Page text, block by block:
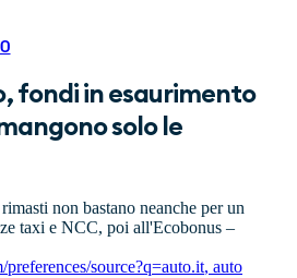
fondi in esaurimento
solo le
non bastano neanche per un
taxi e NCC, poi all'Ecobonus –
source?q=auto.it, auto